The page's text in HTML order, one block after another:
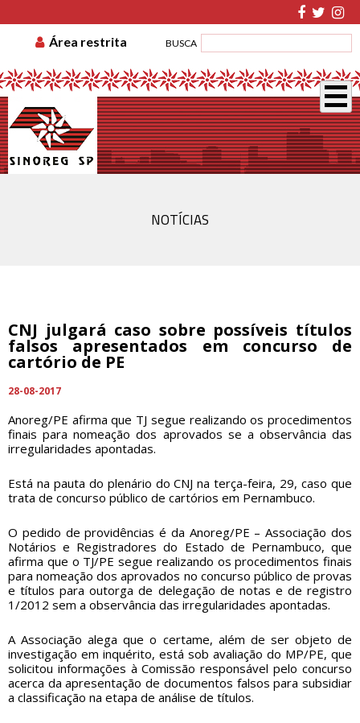
TABELA DE CUSTAS ASSOCIE-SE
GUIA DE
BUSCA
Área restrita
NOTÍCIAS
CNJ julgará caso sobre possíveis títulos
falsos apresentados em concurso de
cartório de PE
28-08-2017
Anoreg/PE afirma que TJ segue realizando os procedimentos
finais para nomeação dos aprovados se a observância das
irregularidades apontadas.
Está na pauta do plenário do CNJ na terça-feira, 29, caso que
trata de concurso público de cartórios em Pernambuco.
O pedido de providências é da Anoreg/PE – Associação dos
Notários e Registradores do Estado de Pernambuco, que
afirma que o TJ/PE segue realizando os procedimentos finais
para nomeação dos aprovados no concurso público de provas
e títulos para outorga de delegação de notas e de registro
1/2012 sem a observância das irregularidades apontadas.
A Associação alega que o certame, além de ser objeto de
investigação em inquérito, está sob avaliação do MP/PE, que
solicitou informações à Comissão responsável pelo concurso
acerca da apresentação de documentos falsos para subsidiar
a classificação na etapa de análise de títulos.